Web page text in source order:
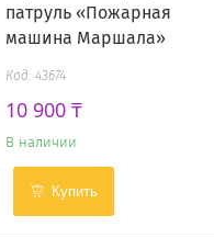
патруль «Пожарная
машина Маршала»
43674
10 900 ₸
В наличии
Купить